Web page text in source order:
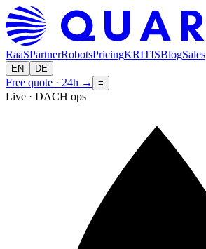
RaaSPartnerRobotsPricingKRITISBlogSales
EN DE
Free quote · 24h → ≡
Live · DACH ops